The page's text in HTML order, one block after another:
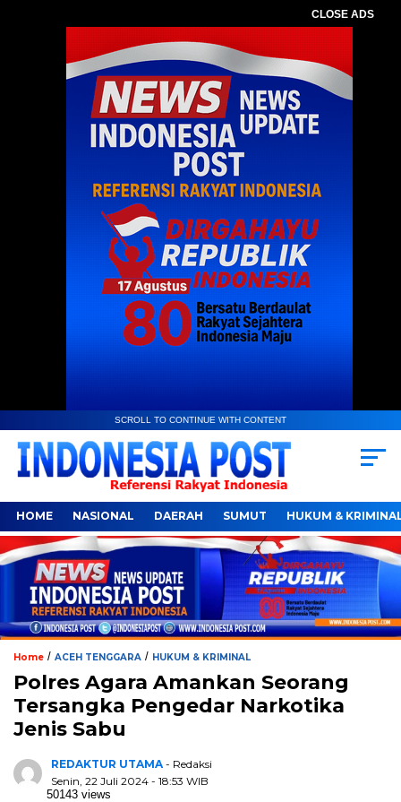
CLOSE ADS
SCROLL TO CONTINUE WITH CONTENT
HOME NASIONAL DAERAH SUMUT HUKUM &
Home / ACEH TENGGARA / HUKUM & KRIMINAL
Polres Agara Amankan Seorang
Tersangka Pengedar Narkotika
Jenis Sabu
REDAKTUR UTAMA - Redaksi
Senin, 22 Juli 2024 - 18:53 WIB
50143 views